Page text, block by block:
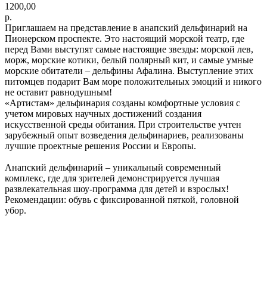
1200,00
р.
Приглашаем на представление в анапский дельфинарий на
Пионерском проспекте. Это настоящий морской театр, где
перед Вами выступят самые настоящие звезды: морской лев,
морж, морские котики, белый полярный кит, и самые умные
морские обитатели – дельфины Афалина. Вы­ступление этих
питомцев подарит Вам море положительных эмоций и никого
не оставит рав­нодушным!
«Артистам» дельфинария созданы комфортные условия с
учетом мировых на­учных достижений создания
искусственной среды обитания. При строительстве учтен
зарубежный опыт возведения дельфинариев, реа­лизованы
лучшие проектные решения России и Европы.
Анапский дельфинарий – уникальный современный
комплекс, где для зрителей демонстрируется лучшая
развлекательная шоу-программа для детей и взрослых!
Рекомендации: обувь с фиксированной пяткой, головной
убор.